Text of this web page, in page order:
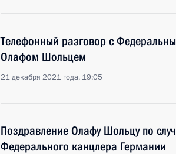
Телефонный разговор с
Олафом Шольцем
21 декабря 2021 года, 19:05
Поздравление Олафу Шольцу по
Федерального канцлера Германии